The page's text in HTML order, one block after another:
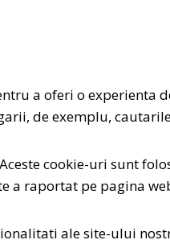
a oferi o experienta
de exemplu,
cookie-uri sunt
a raportat pe pagina
ale site-ului